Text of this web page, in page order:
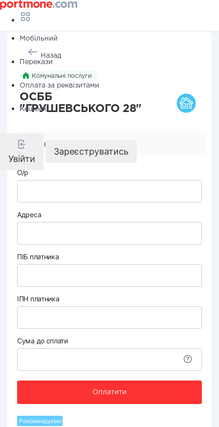
Мобільний
Перекази
Оплата за реквізитами
Кешбек
Увійти
Зареєструватись
Назад
Комунальні послуги
ОСББ
"ГРУШЕВСЬКОГО 28"
Реквізити компанії
О/р
Адреса
ПІБ платника
ІПН платника
Сума до сплати
Оплатити
Рекомендуємо